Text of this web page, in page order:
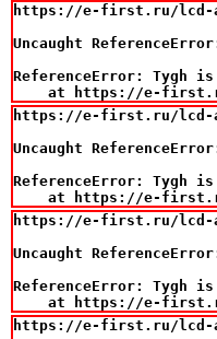
https://e-first.ru/lcd-aoc-
Uncaught
ReferenceError: Tygh
at https://e-
https://e-first.ru/lcd-aoc-
Uncaught
ReferenceError: Tygh
at https://e-
https://e-first.ru/lcd-aoc-
Uncaught
ReferenceError: Tygh
at https://e-
https://e-first.ru/lcd-aoc-